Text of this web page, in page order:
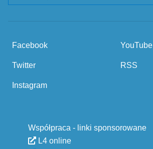
Facebook
Twitter
Instagram
YouTube
RSS
Współpraca - linki sponsorowane
L4 online